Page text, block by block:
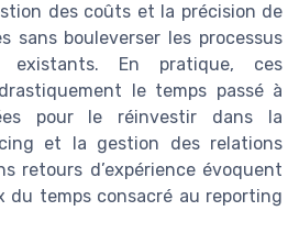
des coûts et la précision de
sans bouleverser les processus
existants. En pratique, ces
le temps passé à
pour le réinvestir dans la
et la gestion des relations
retours d’expérience évoquent
du temps consacré au reporting